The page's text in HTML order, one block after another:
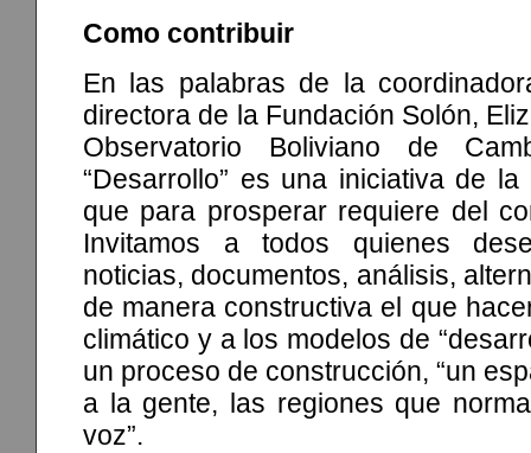
Como contribuir
En las palabras de la
directora de la Fundación Solón,
Observatorio Boliviano de
“Desarrollo” es una iniciativa de
que para prosperar requiere del
Invitamos a todos quienes
noticias, documentos, análisis,
de manera constructiva el que
climático y a los modelos de
un proceso de construcción, “un
a la gente, las regiones que
voz”.